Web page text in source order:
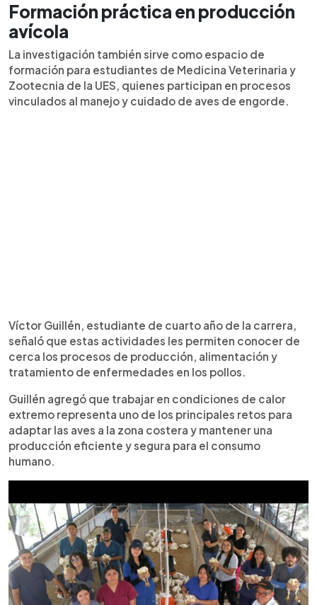
Formación práctica en producción
avícola
La investigación también sirve como espacio de
formación para estudiantes de Medicina Veterinaria y
Zootecnia de la UES, quienes participan en procesos
vinculados al manejo y cuidado de aves de engorde.
Víctor Guillén, estudiante de cuarto año de la carrera,
señaló que estas actividades les permiten conocer de
cerca los procesos de producción, alimentación y
tratamiento de enfermedades en los pollos.
Guillén agregó que trabajar en condiciones de calor
extremo representa uno de los principales retos para
adaptar las aves a la zona costera y mantener una
producción eficiente y segura para el consumo
humano.